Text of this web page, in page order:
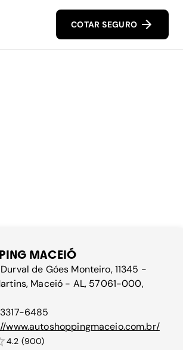
COTAR SEGURO
MACEIÓ
Durval de Góes Monteiro, 11345 -
Maceió - AL, 57061-000,
6485
www.autoshoppingmaceio.com.br/
4.2 (900)